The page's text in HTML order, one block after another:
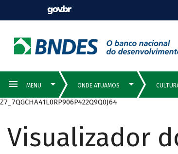
Z7_7QGCHA41L0RP906P422Q9Q0J64
Visualizador